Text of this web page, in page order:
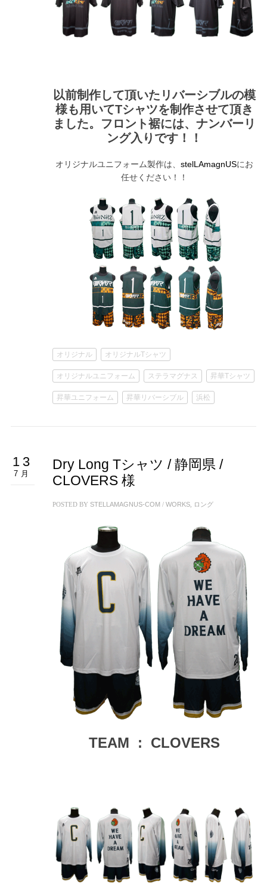
以前制作して頂いたリバーシブルの模
様も用いてTシャツを制作させて頂き
ました。フロント裾には、ナンバーリ
ング入りです！！
オリジナルユニフォーム製作は、 stelLAmagnUSにお
任せください！！
オリジナル オリジナルTシャツ
オリジナルユニフォーム ステラマグナス 昇華Tシャツ
昇華ユニフォーム 昇華リバーシブル 浜松
13
7月
Dry Long Tシャツ / 静岡県 /
CLOVERS 様
POSTED BY STELLAMAGNUS-COM/ WORKS, ロング
TEAM : CLOVERS